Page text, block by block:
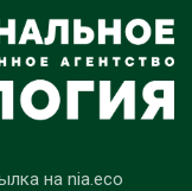
на nia.eco